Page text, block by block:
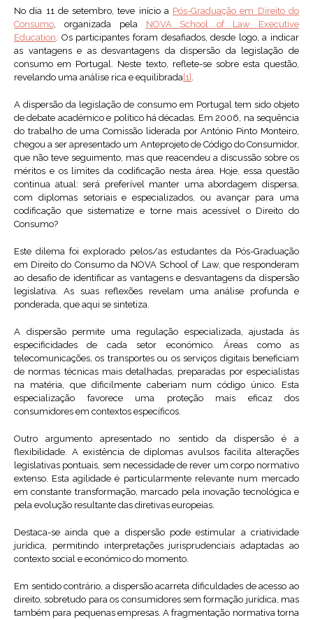
No dia 11 de setembro, teve início a Pós-Graduação em Direito do
Consumo, organizada pela NOVA School of Law Executive
Education. Os participantes foram desafiados, desde logo, a indicar
as vantagens e as desvantagens da dispersão da legislação de
consumo em Portugal. Neste texto, reflete-se sobre esta questão,
revelando uma análise rica e equilibrada[1] .
A dispersão da legislação de consumo em Portugal tem sido objeto
de debate académico e político há décadas. Em 2006, na sequência
do trabalho de uma Comissão liderada por António Pinto Monteiro,
chegou a ser apresentado um Anteprojeto de Código do Consumidor,
que não teve seguimento, mas que reacendeu a discussão sobre os
méritos e os limites da codificação nesta área. Hoje, essa questão
continua atual: será preferível manter uma abordagem dispersa,
com diplomas setoriais e especializados, ou avançar para uma
codificação que sistematize e torne mais acessível o Direito do
Consumo?
Este dilema foi explorado pelos/as estudantes da Pós-Graduação
em Direito do Consumo da NOVA School of Law, que responderam
ao desafio de identificar as vantagens e desvantagens da dispersão
legislativa. As suas reflexões revelam uma análise profunda e
ponderada, que aqui se sintetiza.
A dispersão permite uma regulação especializada, ajustada às
especificidades de cada setor económico. Áreas como as
telecomunicações, os transportes ou os serviços digitais beneficiam
de normas técnicas mais detalhadas, preparadas por especialistas
na matéria, que dificilmente caberiam num código único. Esta
especialização favorece uma proteção mais eficaz dos
consumidores em contextos específicos.
Outro argumento apresentado no sentido da dispersão é a
flexibilidade. A existência de diplomas avulsos facilita alterações
legislativas pontuais, sem necessidade de rever um corpo normativo
extenso. Esta agilidade é particularmente relevante num mercado
em constante transformação, marcado pela inovação tecnológica e
pela evolução resultante das diretivas europeias.
Destaca-se ainda que a dispersão pode estimular a criatividade
jurídica, permitindo interpretações jurisprudenciais adaptadas ao
contexto social e económico do momento.
Em sentido contrário, a dispersão acarreta dificuldades de acesso ao
direito, sobretudo para os consumidores sem formação jurídica, mas
também para pequenas empresas. A fragmentação normativa torna